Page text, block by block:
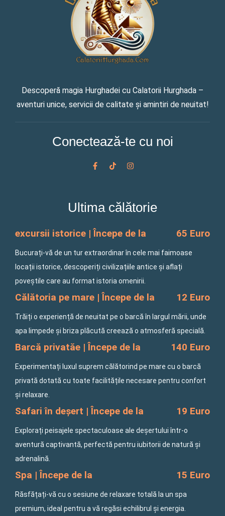
Descoperă magia Hurghadei cu Calatorii Hurghada –
aventuri unice, servicii de calitate și amintiri de neuitat!
Conectează-te cu noi
F
a
o
k
f
T
i
I
n
r
a
Ultima călătorie
excursii istorice | Începe de la 65 Euro
Bucurați-vă de un tur extraordinar în cele mai faimoase
locații istorice, descoperiți civilizațiile antice și aflați
poveștile care au format istoria omenirii.
Călătoria pe mare | Începe de la 12 Euro
Trăiți o experiență de neuitat pe o barcă în largul mării, unde
apa limpede și briza plăcută creează o atmosferă specială.
Barcă privatăe | Începe de la 140 Euro
Experimentați luxul suprem călătorind pe mare cu o barcă
privată dotată cu toate facilitățile necesare pentru confort
și relaxare.
Safari în deșert | Începe de la 19 Euro
Explorați peisajele spectaculoase ale deșertului într-o
aventură captivantă, perfectă pentru iubitorii de natură și
adrenalină.
Spa | Începe de la 15 Euro
Răsfățați-vă cu o sesiune de relaxare totală la un spa
premium, ideal pentru a vă regăsi echilibrul și energia.